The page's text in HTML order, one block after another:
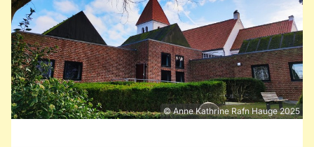
© Anne Kathrine Rafn Hauge 2025